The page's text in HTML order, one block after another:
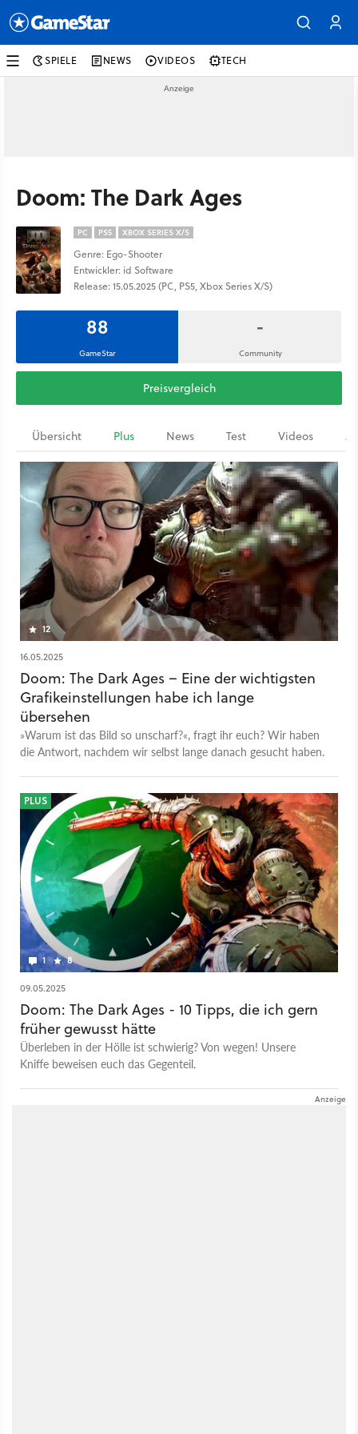
SPIELE NEWS VIDEOS TECH
Doom: The Dark Ages
PC PS5 XBOX SERIES X/S
Genre: Ego-Shooter
Entwickler: id Software
Release: 15.05.2025 (PC, PS5, Xbox Series X/S)
88
GameStar
-
Community
Preisvergleich
Übersicht Plus News Test Videos
12
16.05.2025
Doom: The Dark Ages – Eine der wichtigsten
Grafikeinstellungen habe ich lange
übersehen
»Warum ist das Bild so unscharf?«, fragt ihr euch? Wir haben
die Antwort, nachdem wir selbst lange danach gesucht haben.
1 8
PLUS
09.05.2025
Doom: The Dark Ages - 10 Tipps, die ich gern
früher gewusst hätte
Überleben in der Hölle ist schwierig? Von wegen! Unsere
Kniffe beweisen euch das Gegenteil.